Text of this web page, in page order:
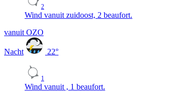
2
Wind vanuit zuidoost, 2 beaufort.
vanuit OZO
Nacht 22°
1
Wind vanuit , 1 beaufort.